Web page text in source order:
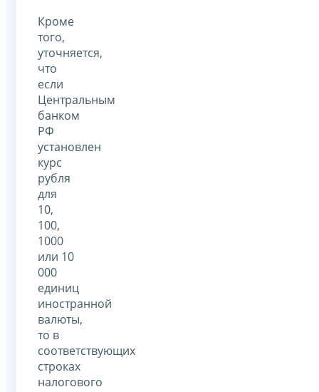
Кроме
того,
уточняется,
что
если
Центральным
банком
РФ
установлен
курс
рубля
для
10,
100,
1000
или 10
000
единиц
иностранной
валюты,
то в
соответствующих
строках
налогового